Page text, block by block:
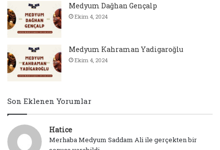
Medyum Dağhan Gençalp
Ekim 4, 2024
Medyum Kahraman Yadigaroğlu
Ekim 4, 2024
Son Eklenen Yorumlar
Hatice
Merhaba Medyum Saddam Ali ile gerçekten bir